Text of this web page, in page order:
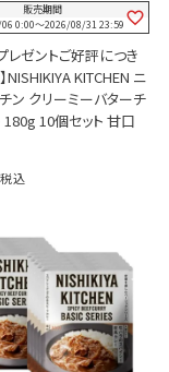
販売期間
0:00〜2026/08/31 23:59
レゼントご好評につき
NISHIKIYA KITCHEN ニ
ン クリーミーバターチ
180g 10個セット 甘口
税込